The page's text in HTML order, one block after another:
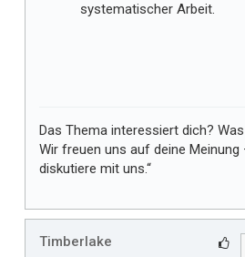
systematischer Arbeit.
Das Thema interessiert dich?
Wir freuen uns auf deine Meinung
diskutiere mit uns.“
Timberlake